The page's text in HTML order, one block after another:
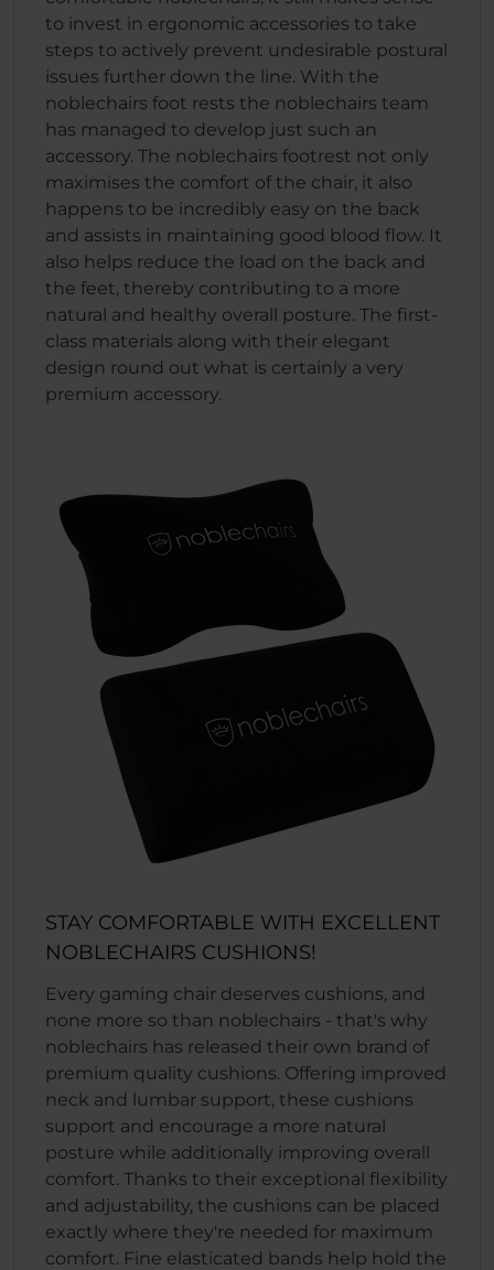
to invest in ergonomic accessories to take
steps to actively prevent undesirable postural
issues further down the line. With the
noblechairs foot rests the noblechairs team
has managed to develop just such an
accessory. The noblechairs footrest not only
maximises the comfort of the chair, it also
happens to be incredibly easy on the back
and assists in maintaining good blood flow. It
also helps reduce the load on the back and
the feet, thereby contributing to a more
natural and healthy overall posture. The first-
class materials along with their elegant
design round out what is certainly a very
premium accessory.
STAY COMFORTABLE WITH EXCELLENT
NOBLECHAIRS CUSHIONS!
Every gaming chair deserves cushions, and
none more so than noblechairs - that's why
noblechairs has released their own brand of
premium quality cushions. Offering improved
neck and lumbar support, these cushions
support and encourage a more natural
posture while additionally improving overall
comfort. Thanks to their exceptional flexibility
and adjustability, the cushions can be placed
exactly where they're needed for maximum
comfort. Fine elasticated bands help hold the